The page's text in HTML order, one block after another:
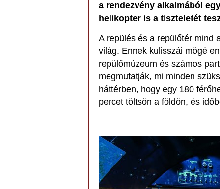
a rendezvény alkalmából
helikopter is a tiszteletét
A repülés és a repülőtér mind
világ. Ennek kulisszái mögé
repülőmúzeum és számos
megmutatják, mi minden
háttérben, hogy egy 180
percet töltsön a földön, és